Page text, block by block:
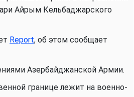
Айрым Кельбаджарского
Report, об этом сообщает
Азербайджанской Армии.
границе лежит на военно-